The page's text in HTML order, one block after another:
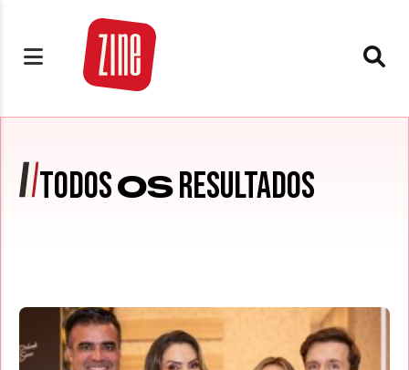
TODOSOSRESULTADOS